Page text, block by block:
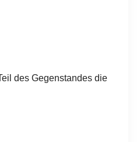
des Gegenstandes die